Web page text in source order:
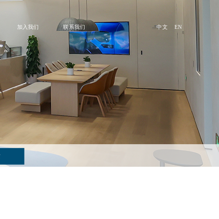
加入我们 联系我们 中文 EN